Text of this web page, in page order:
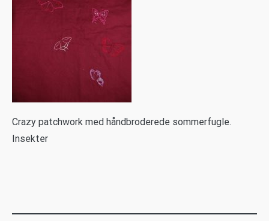
Crazy patchwork med håndbroderede sommerfugle.
Insekter